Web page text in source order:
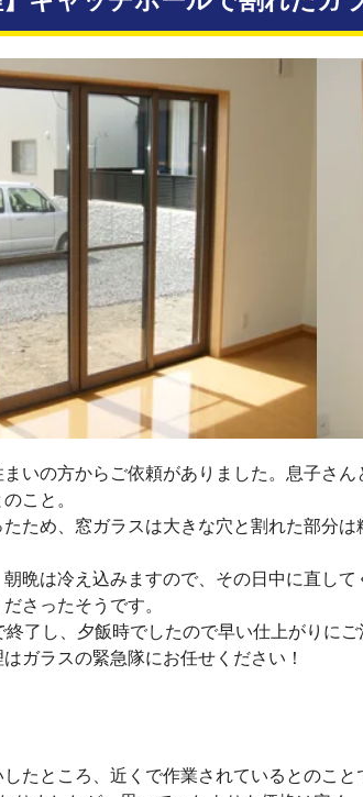
いの方からご依頼がありました。息子さ
こと。
ため、窓ガラスは大きな穴と割れた部分
晩は冷え込みますので、その日中に直し
さったそうです。
了し、夕飯時でしたので早い仕上がりにご
ガラスの緊急隊にお任せください！
たところ、近くで作業されているとのこ